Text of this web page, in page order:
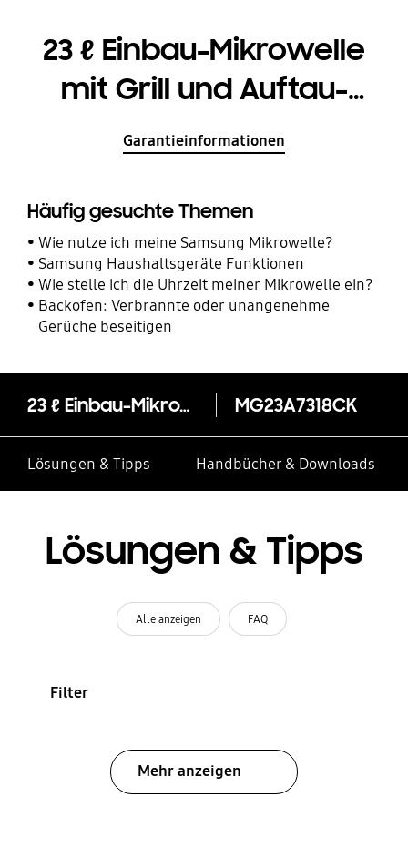
23 ℓ Einbau-Mikrowelle
mit Grill und Auftau-
Automatik
Garantieinformationen
Häufig gesuchte Themen
Wie nutze ich meine Samsung Mikrowelle?
Samsung Haushaltsgeräte Funktionen
Wie stelle ich die Uhrzeit meiner Mikrowelle ein?
Backofen: Verbrannte oder unangenehme
Gerüche beseitigen
23 ℓ Einbau-Mikrowelle mit Grill und Auftau-Automatik MG23A7318CK
Lösungen & Tipps Handbücher & Downloads
Lösungen & Tipps
Alle anzeigen FAQ
Filter
Mehr anzeigen